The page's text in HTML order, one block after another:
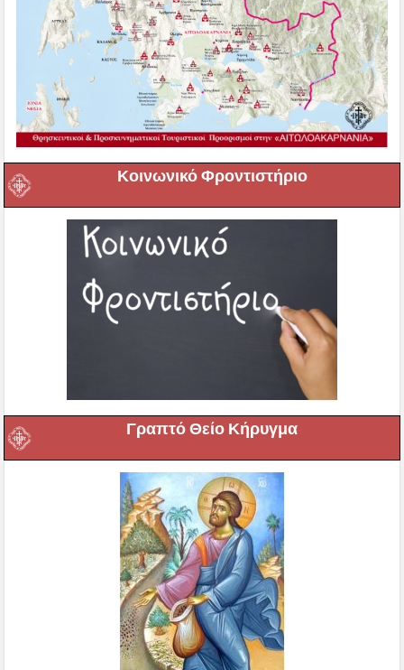
Κοινωνικό Φροντιστήριο
Γραπτό Θείο Κήρυγμα